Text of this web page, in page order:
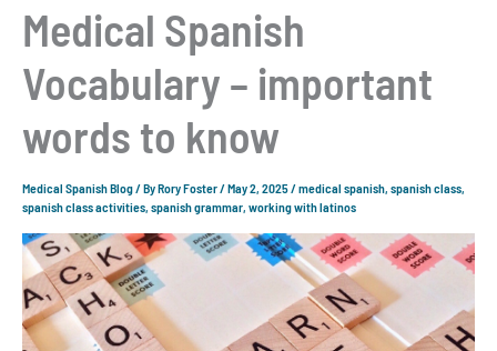
Medical Spanish
Vocabulary – important
words to know
Medical Spanish Blog / ByRory Foster /May 2, 2025 /medical spanish spanish class
spanish class activities spanish grammar working with latinos